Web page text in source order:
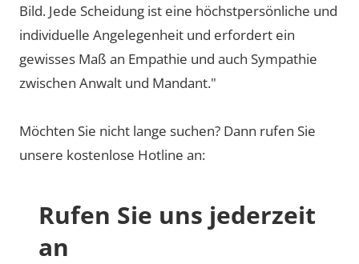
Bild. Jede Scheidung ist eine höchstpersönliche und
individuelle Angelegenheit und erfordert ein
gewisses Maß an Empathie und auch Sympathie
zwischen Anwalt und Mandant."
Möchten Sie nicht lange suchen? Dann rufen Sie
unsere kostenlose Hotline an:
Rufen Sie uns jederzeit
an